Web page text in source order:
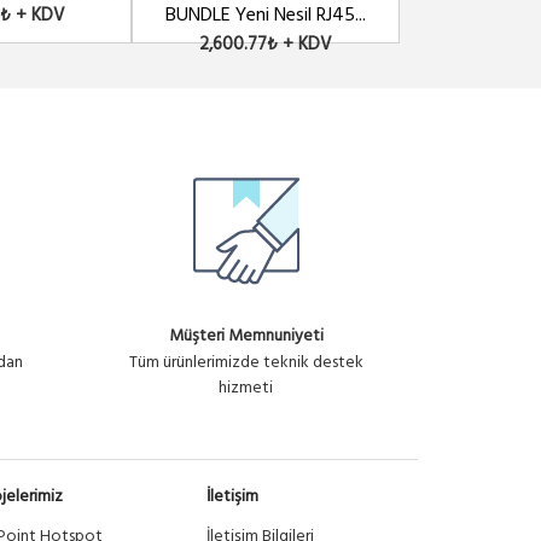
13,003.83₺ + KDV
+ KDV
BUNDLE Yeni Nesil RJ45...
2,600.77₺ + KDV
Müşteri Memnuniyeti
Tüm ürünlerimizde teknik destek
hizmeti
İletişim